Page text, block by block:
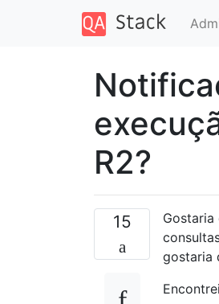
R2?
15
Gostaria
gostaria